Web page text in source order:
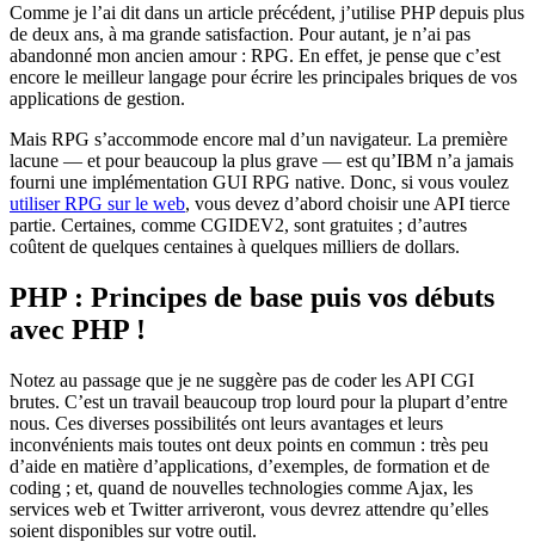
Comme je l’ai dit dans un article précédent, j’utilise PHP depuis plus
de deux ans, à ma grande satisfaction. Pour autant, je n’ai pas
abandonné mon ancien amour : RPG. En effet, je pense que c’est
encore le meilleur langage pour écrire les principales briques de vos
applications de gestion.
Mais RPG s’accommode encore mal d’un navigateur. La première
lacune — et pour beaucoup la plus grave — est qu’IBM n’a jamais
fourni une implémentation GUI RPG native. Donc, si vous voulez
utiliser RPG sur le web, vous devez d’abord choisir une API tierce
partie. Certaines, comme CGIDEV2, sont gratuites ; d’autres
coûtent de quelques centaines à quelques milliers de dollars.
PHP : Principes de base puis vos débuts
avec PHP !
Notez au passage que je ne suggère pas de coder les API CGI
brutes. C’est un travail beaucoup trop lourd pour la plupart d’entre
nous. Ces diverses possibilités ont leurs avantages et leurs
inconvénients mais toutes ont deux points en commun : très peu
d’aide en matière d’applications, d’exemples, de formation et de
coding ; et, quand de nouvelles technologies comme Ajax, les
services web et Twitter arriveront, vous devrez attendre qu’elles
soient disponibles sur votre outil.